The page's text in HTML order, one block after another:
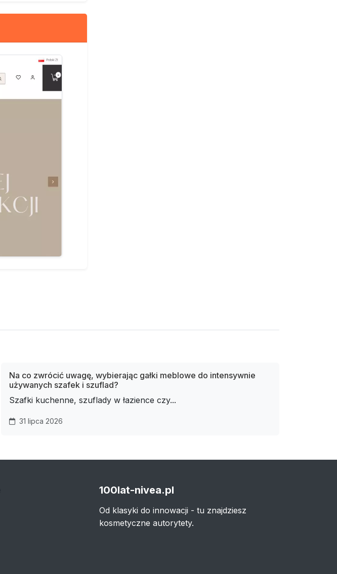
Na co zwrócić uwagę, wybierając gałki meblowe do intensywnie
używanych szafek i szuflad?
Szafki kuchenne, szuflady w łazience czy...
31 lipca 2026
100lat-nivea.pl
Od klasyki do innowacji - tu znajdziesz
kosmetyczne autorytety.